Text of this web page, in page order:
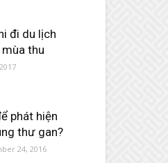
đi du lịch
thu
phát hiện
thư gan?
24, 2016